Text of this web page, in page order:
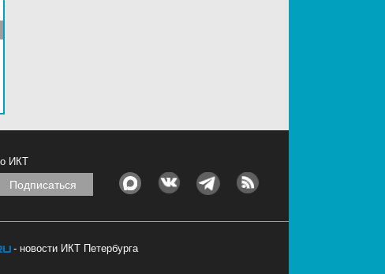
ИКТ
- новости ИКТ Петербурга